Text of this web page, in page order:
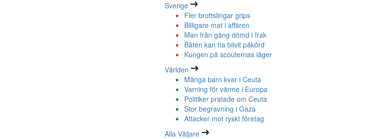
Sverige
Fler brottslingar grips
Billigare mat i affären
Man från gäng dömd i Irak
Båten kan ha blivit påkörd
Kungen på scouternas läger
Världen
Många barn kvar i Ceuta
Varning för värme i Europa
Politiker pratade om Ceuta
Stor begravning i Gaza
Attacker mot ryskt företag
Alla Väljare